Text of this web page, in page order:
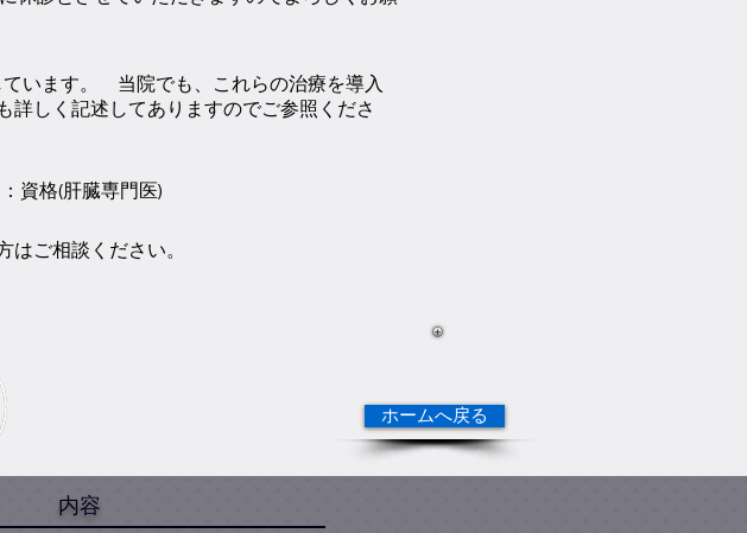
います。
当院でも、これらの治療を導入
詳しく記述してありますのでご参照くださ
資格(肝臓専門医)
はご相談ください。
ホームへ戻る
内容